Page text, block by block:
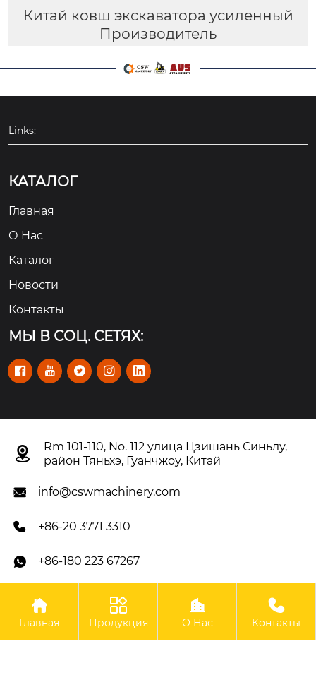
Китай ковш экскаватора усиленный
Производитель
Links:
КАТАЛОГ
Главная
О Hас
Каталог
Новости
Контакты
МЫ В СОЦ. СЕТЯХ:
    

Rm 101-110, No. 112 улица Цзишань Синьлу,
район Тяньхэ, Гуанчжоу, Китай
 info@cswmachinery.com
 +86-20 3771 3310
 +86-180 223 67267
Авторское право©OOO Гуанчжоу CSW Machinery Co.,
Limited

Главная

Продукция

О Нас

Контакты